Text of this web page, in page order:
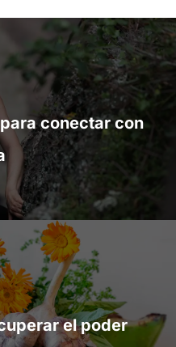
conectar con
el poder